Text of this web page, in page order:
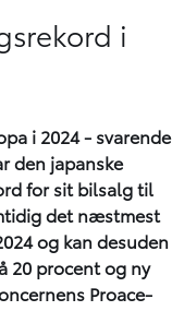
i
i 2024 - svarende
den japanske
for sit bilsalg til
det næstmest
og kan desuden
20 procent og ny
Proace-